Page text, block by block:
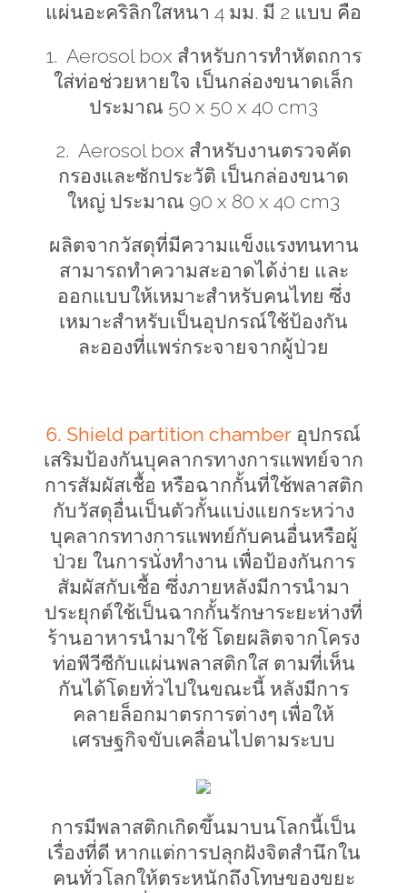
แผ่นอะคริลิกใสหนา 4 มม. มี 2 แบบ คือ
1. Aerosol box สำหรับการทำหัตถการ
ใส่ท่อช่วยหายใจ เป็นกล่องขนาดเล็ก
ประมาณ 50 x 50 x 40 cm3
2. Aerosol box สำหรับงานตรวจคัด
กรองและซักประวัติ เป็นกล่องขนาด
ใหญ่ ประมาณ 90 x 80 x 40 cm3
ผลิตจากวัสดุที่มีความแข็งแรงทนทาน
สามารถทำความสะอาดได้ง่าย และ
ออกแบบให้เหมาะสำหรับคนไทย ซึ่ง
เหมาะสำหรับเป็นอุปกรณ์ใช้ป้องกัน
ละอองที่แพร่กระจายจากผู้ป่วย
6. Shield partition chamber อุปกรณ์
เสริมป้องกันบุคลากรทางการแพทย์จาก
การสัมผัสเชื้อ หรือฉากกั้นที่ใช้พลาสติก
กับวัสดุอื่นเป็นตัวกั้นแบ่งแยกระหว่าง
บุคลากรทางการแพทย์กับคนอื่นหรือผู้
ป่วย ในการนั่งทำงาน เพื่อป้องกันการ
สัมผัสกับเชื้อ ซึ่งภายหลังมีการนำมา
ประยุกต์ใช้เป็นฉากกั้นรักษาระยะห่างที่
ร้านอาหารนำมาใช้ โดยผลิตจากโครง
ท่อพีวีซีกับแผ่นพลาสติกใส ตามที่เห็น
กันได้โดยทั่วไปในขณะนี้ หลังมีการ
คลายล็อกมาตรการต่างๆ เพื่อให้
เศรษฐกิจขับเคลื่อนไปตามระบบ
การมีพลาสติกเกิดขึ้นมาบนโลกนี้เป็น
เรื่องที่ดี หากแต่การปลุกฝังจิตสำนึกใน
คนทั่วโลกให้ตระหนักถึงโทษของขยะ